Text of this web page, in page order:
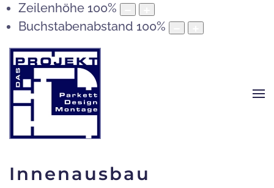
Zeilenhöhe 100%
Buchstabenabstand 100%
Innenausbau